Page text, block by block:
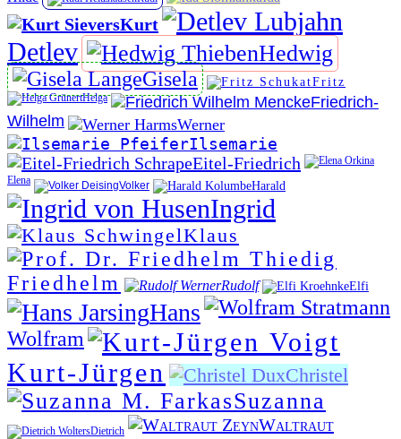
Kurt
Detlev Hedwig
Gisela Fritz
Helga
Friedrich-
Wilhelm
Werner
Ilsemarie
Eitel-Friedrich
Elena Volker Harald
Ingrid
Klaus
Friedhelm Rudolf Elfi
Hans
Wolfram
Kurt-Jürgen Christel
Suzanna
Dietrich Waltraut